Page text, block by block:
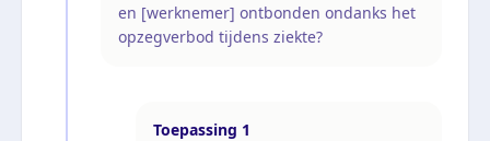
en [werknemer] ontbonden ondanks het
opzegverbod tijdens ziekte?
Toepassing 1